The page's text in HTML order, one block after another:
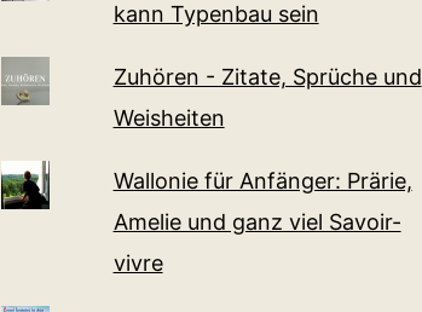
kann Typenbau sein
Zuhören - Zitate, Sprüche und
Weisheiten
Wallonie für Anfänger: Prärie,
Amelie und ganz viel Sa­voir-
vi­v­re